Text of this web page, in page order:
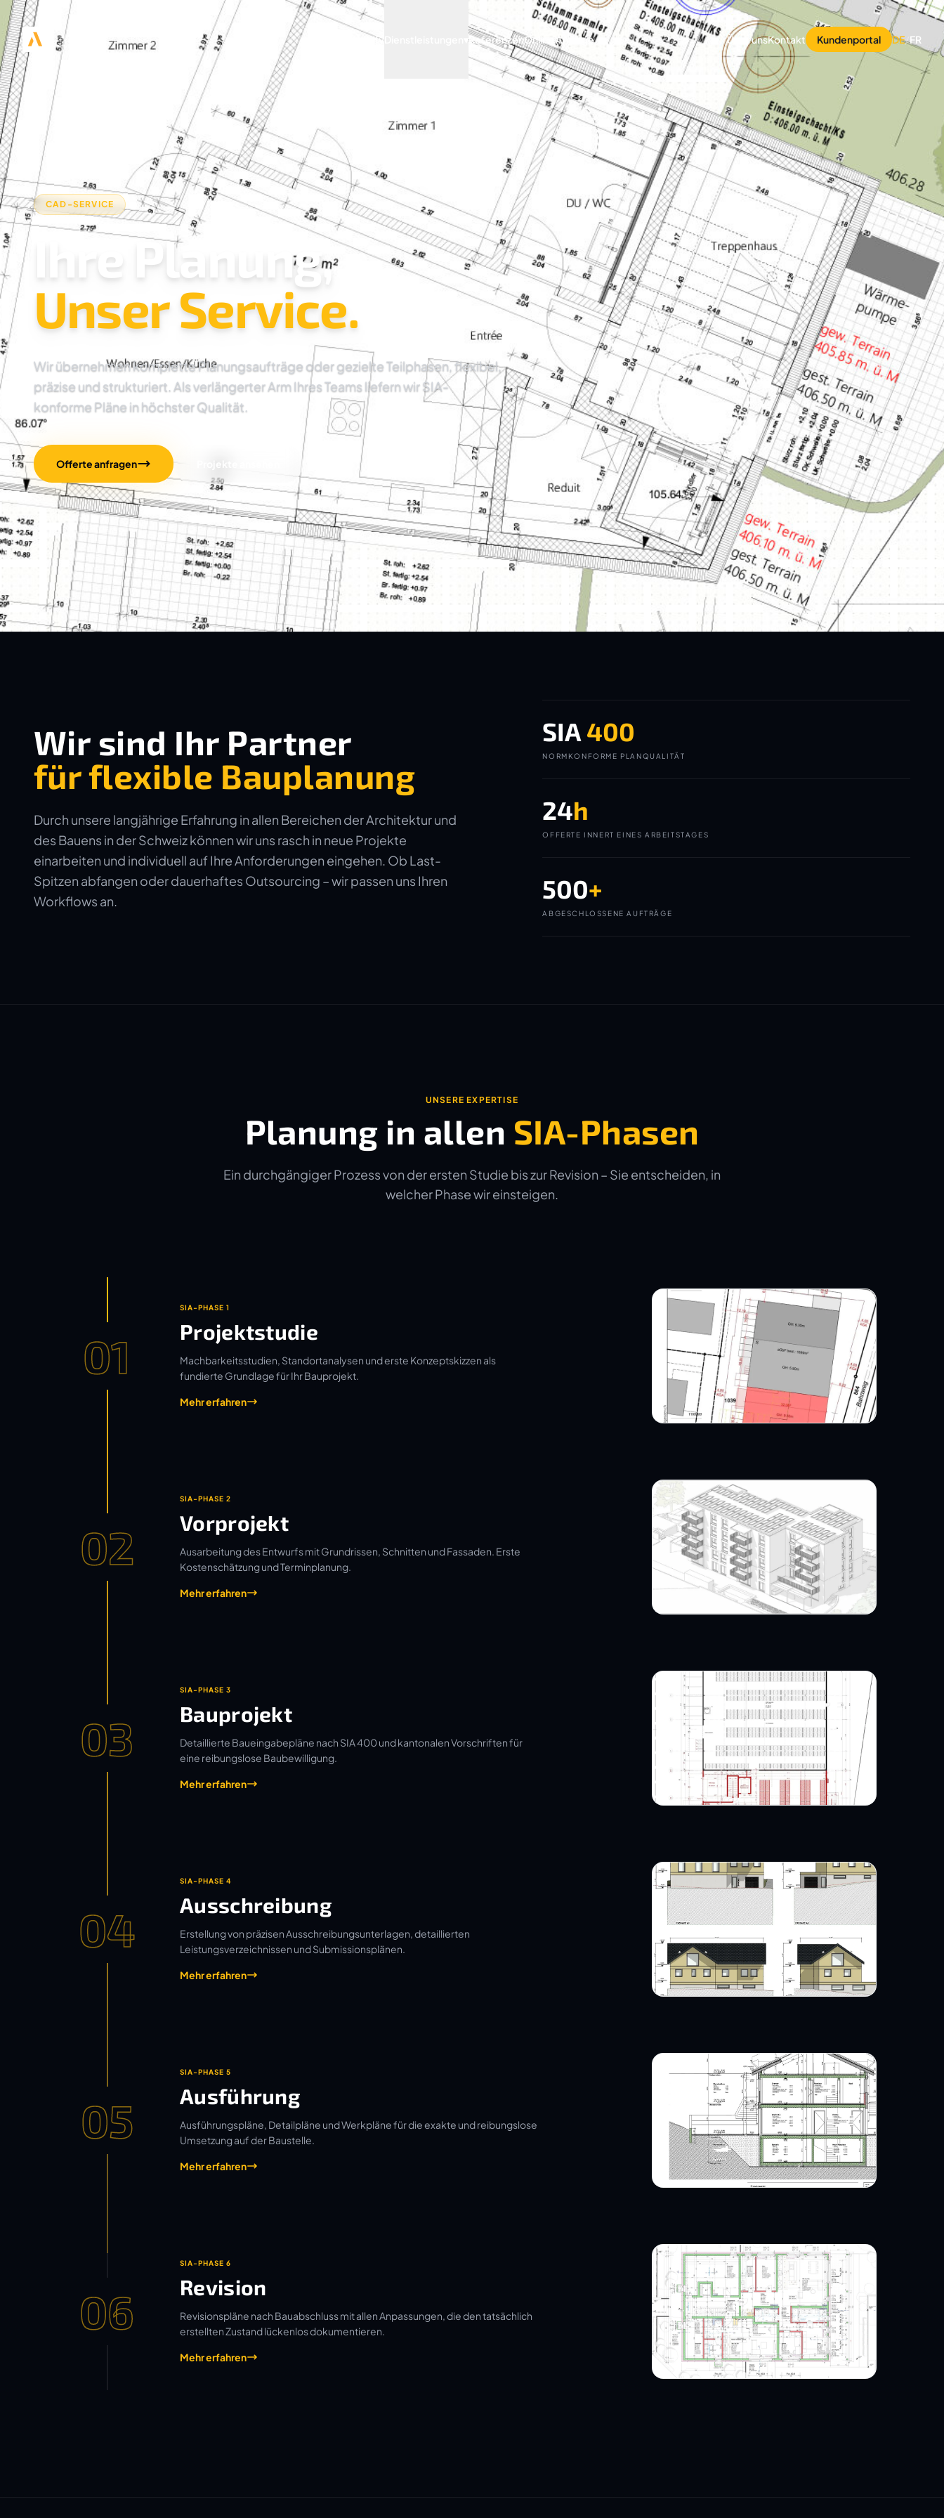
ArchifyDienstleistungen ReferenzenOnline Anfrage Über unsKontakt Kundenportal DE/FR
CAD-SERVICE
Ihre Planung,
Unser Service.
Wir übernehmen komplette Planungsaufträge oder gezielte Teilphasen, flexibel,
präzise und strukturiert. Als verlängerter Arm Ihres Teams liefern wir SIA-
konforme Pläne in höchster Qualität.
Offerte anfragen
Wir sind Ihr Partner
für flexible Bauplanung
Durch unsere langjährige Erfahrung in allen Bereichen der Architektur und
des Bauens in der Schweiz können wir uns rasch in neue Projekte
einarbeiten und individuell auf Ihre Anforderungen eingehen. Ob Last-
Spitzen abfangen oder dauerhaftes Outsourcing – wir passen uns Ihren
Workflows an.
SIA 400
NORMKONFORME PLANQUALITÄT
24h
OFFERTE INNERT EINES ARBEITSTAGES
500+
ABGESCHLOSSENE AUFTRÄGE
UNSERE EXPERTISE
Planung in allen SIA-Phasen
Ein durchgängiger Prozess von der ersten Studie bis zur Revision – Sie entscheiden, in
welcher Phase wir einsteigen.
01
SIA-PHASE 1
Projektstudie
Machbarkeitsstudien, Standortanalysen und erste Konzeptskizzen als
fundierte Grundlage für Ihr Bauprojekt.
Mehr erfahren
02
SIA-PHASE 2
Vorprojekt
Ausarbeitung des Entwurfs mit Grundrissen, Schnitten und Fassaden. Erste
Kostenschätzung und Terminplanung.
Mehr erfahren
03
SIA-PHASE 3
Bauprojekt
Detaillierte Baueingabepläne nach SIA 400 und kantonalen Vorschriften für
eine reibungslose Baubewilligung.
Mehr erfahren
04
SIA-PHASE 4
Ausschreibung
Erstellung von präzisen Ausschreibungsunterlagen, detaillierten
Leistungsverzeichnissen und Submissionsplänen.
Mehr erfahren
05
SIA-PHASE 5
Ausführung
Ausführungspläne, Detailpläne und Werkpläne für die exakte und reibungslose
Umsetzung auf der Baustelle.
Mehr erfahren
06
SIA-PHASE 6
Revision
Revisionspläne nach Bauabschluss mit allen Anpassungen, die den tatsächlich
erstellten Zustand lückenlos dokumentieren.
Mehr erfahren